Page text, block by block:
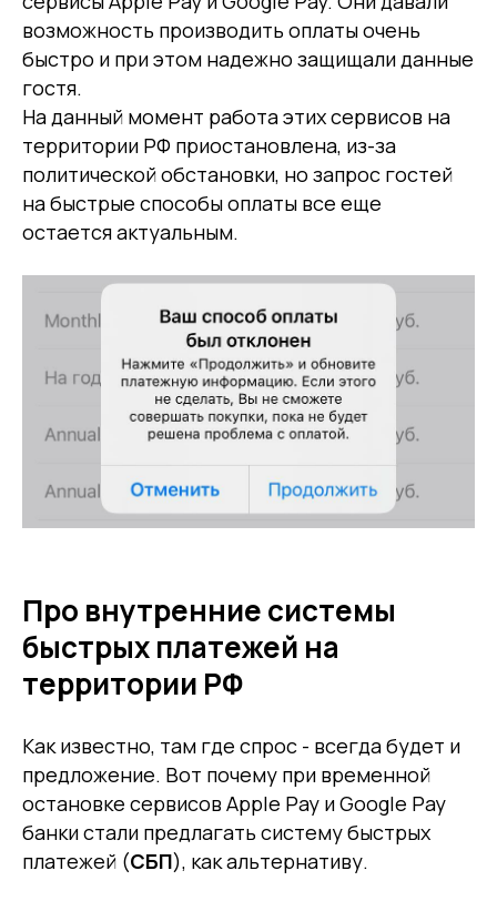
возможность производить оплаты очень
быстро и при этом надежно защищали данные
гостя.
На данный момент работа этих сервисов на
территории РФ приостановлена, из-за
политической обстановки, но запрос гостей
на быстрые способы оплаты все еще
остается актуальным.
Про внутренние системы
быстрых платежей на
территории РФ
Как известно, там где спрос - всегда будет и
предложение. Вот почему при временной
остановке сервисов Apple Pay и Google Pay
банки стали предлагать систему быстрых
платежей (СБП), как альтернативу.